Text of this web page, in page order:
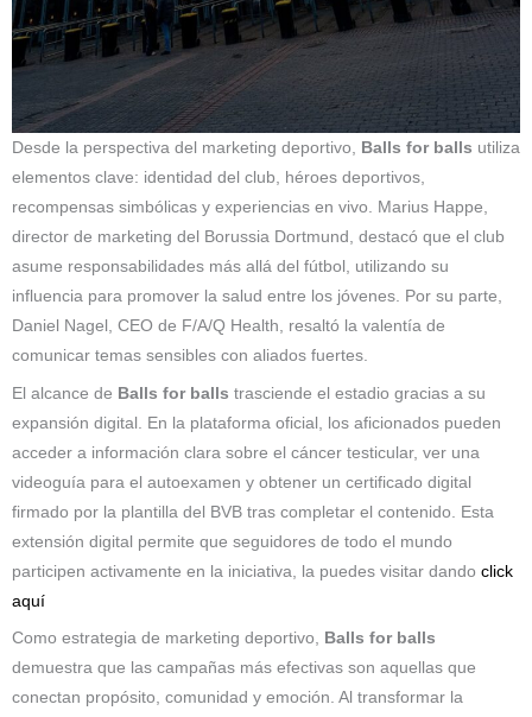
Desde la perspectiva del marketing deportivo, Balls for balls utiliza
elementos clave: identidad del club, héroes deportivos,
recompensas simbólicas y experiencias en vivo. Marius Happe,
director de marketing del Borussia Dortmund, destacó que el club
asume responsabilidades más allá del fútbol, utilizando su
influencia para promover la salud entre los jóvenes. Por su parte,
Daniel Nagel, CEO de F/A/Q Health, resaltó la valentía de
comunicar temas sensibles con aliados fuertes.
El alcance de Balls for balls trasciende el estadio gracias a su
expansión digital. En la plataforma oficial, los aficionados pueden
acceder a información clara sobre el cáncer testicular, ver una
videoguía para el autoexamen y obtener un certificado digital
firmado por la plantilla del BVB tras completar el contenido. Esta
extensión digital permite que seguidores de todo el mundo
participen activamente en la iniciativa, la puedes visitar dando click
aquí
Como estrategia de marketing deportivo, Balls for balls
demuestra que las campañas más efectivas son aquellas que
conectan propósito, comunidad y emoción. Al transformar la